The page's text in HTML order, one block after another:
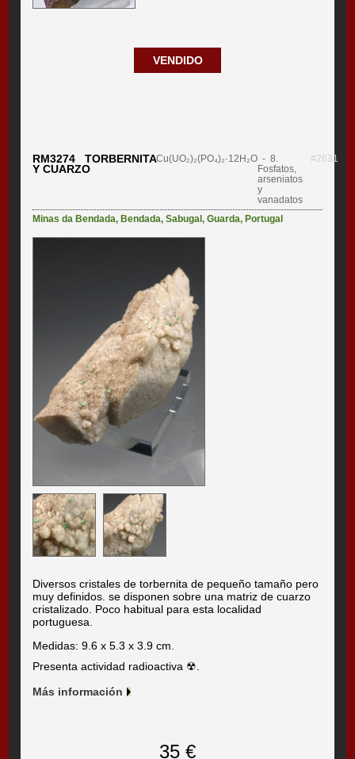
VENDIDO
RM3274 TORBERNITA
Y CUARZO
Cu(UO₂)₂(PO₄)₂·12H₂O - 8.
Fosfatos,
arseniatos
y
vanadatos
#2631
Minas da Bendada,Bendada,Sabugal,Guarda,Portugal
Diversos cristales de torbernita de pequeño tamaño pero
muy definidos. se disponen sobre una matriz de cuarzo
cristalizado. Poco habitual para esta localidad
portuguesa.
Medidas: 9.6 x 5.3 x 3.9 cm.
Presenta actividad radioactiva ☢.
Más información
35 €